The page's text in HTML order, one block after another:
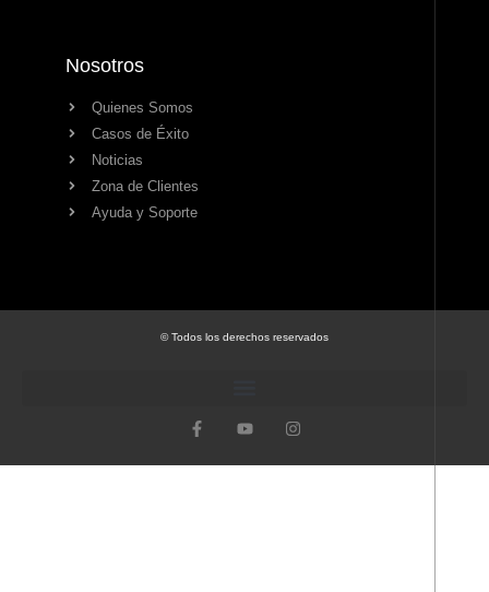
Nosotros
Quienes Somos
Casos de Éxito
Noticias
Zona de Clientes
Ayuda y Soporte
© Todos los derechos reservados